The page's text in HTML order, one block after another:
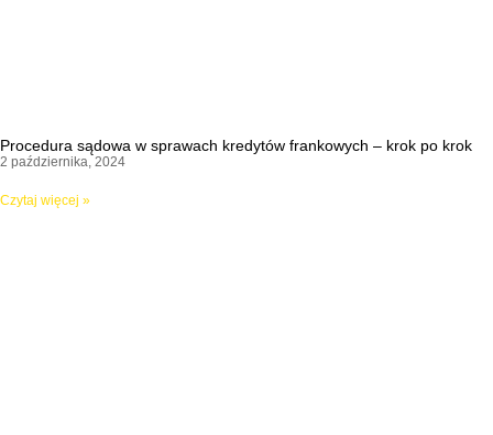
Procedura sądowa w sprawach kredytów frankowych – krok po krok
2 października, 2024
Czytaj więcej »